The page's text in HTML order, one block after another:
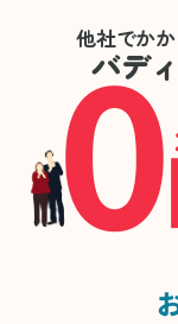
他社でか
バデ
0